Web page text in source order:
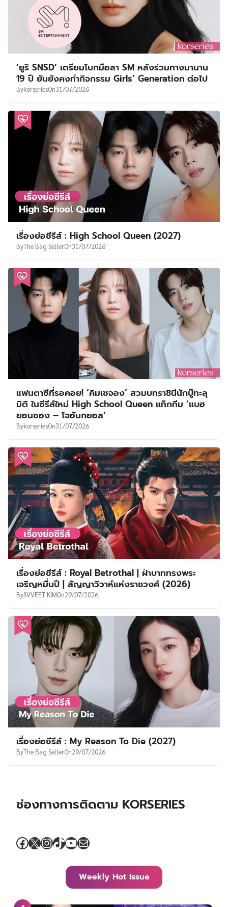
‘ยูริ SNSD’ เตรียมโบกมือลา SM หลังร่วมทางมานาน
19 ปี ยันยังคงทำกิจกรรม Girls’ Generation ต่อไป
BykorseriesOn31/07/2026
เรื่องย่อซีรีส์ : High School Queen (2027)
ByThe Bag SellerOn31/07/2026
แฟนตาซีที่รอคอย! ‘คิมเซจอง’ สวมบทราชินีนักบู๊ทะลุ
มิติ ในซีรีส์ใหม่ High School Queen แท็กทีม ‘แบฮ
ยอนซอง – โจฮันกยอล’
BykorseriesOn31/07/2026
เรื่องย่อซีรีส์ : Royal Betrothal | ฝ่าบาททรงพระ
เจริญหมื่นปี | สัญญาวิวาห์แห่งราชวงศ์ (2026)
BySVVEET KIMOn29/07/2026
เรื่องย่อซีรีส์ : My Reason To Die (2027)
ByThe Bag SellerOn29/07/2026
ช่องทางการติดตาม KORSERIES
Facebook
X Instagram
TikTok
YouTube
Mail
Weekly Hot Issue